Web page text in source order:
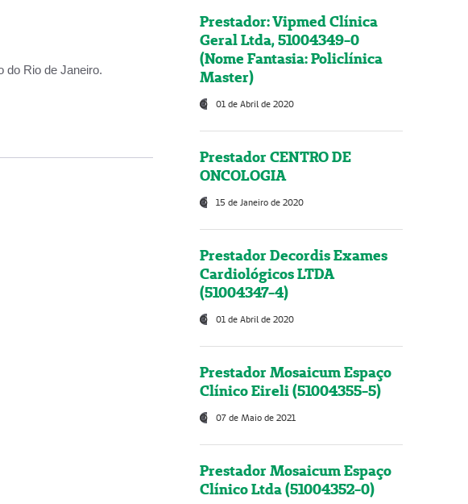
do Rio de Janeiro.
Prestador: Vipmed Clínica
Geral Ltda, 51004349-0
(Nome Fantasia: Policlínica
Master)
01 de Abril de 2020
Prestador CENTRO DE
ONCOLOGIA
15 de Janeiro de 2020
Prestador Decordis Exames
Cardiológicos LTDA
(51004347-4)
01 de Abril de 2020
Prestador Mosaicum Espaço
Clínico Eireli (51004355-5)
07 de Maio de 2021
Prestador Mosaicum Espaço
Clínico Ltda (51004352-0)